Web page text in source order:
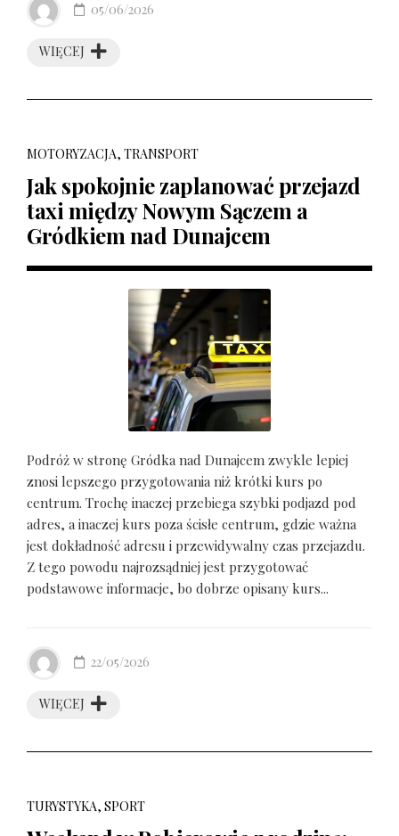
WIĘCEJ
05/06/2026
MOTORYZACJA, TRANSPORT
Jak spokojnie zaplanować przejazd
taxi między Nowym Sączem a
Gródkiem nad Dunajcem
Podróż w stronę Gródka nad Dunajcem zwykle lepiej
znosi lepszego przygotowania niż krótki kurs po
centrum. Trochę inaczej przebiega szybki podjazd pod
adres, a inaczej kurs poza ścisłe centrum, gdzie ważna
jest dokładność adresu i przewidywalny czas przejazdu.
Z tego powodu najrozsądniej jest przygotować
podstawowe informacje, bo dobrze opisany kurs...
WIĘCEJ
22/05/2026
TURYSTYKA, SPORT